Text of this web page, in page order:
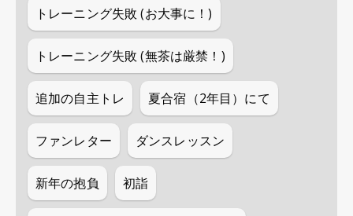
トレーニング失敗 (お大事に！)
トレーニング失敗 (無茶は厳禁！)
追加の自主トレ 夏合宿（2年目）にて
ファンレター ダンスレッスン
新年の抱負 初詣